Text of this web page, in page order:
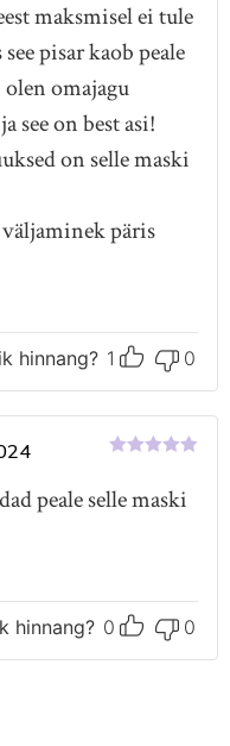
maksmisel ei tule
pisar kaob peale
omajagu
see on best asi!
on selle maski
väljaminek päris
hinnang? 1 0
peale selle maski
hinnang? 0 0